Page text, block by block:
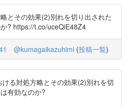
とその効果(2)別れを切り出された
? https://t.co/uceQiE48Z4
@kumagaikazuhimi (投稿一覧)
る対処方略とその効果(2)別れを切
有効なのか?